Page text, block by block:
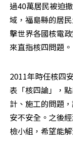
過40萬居民被迫
域，福島縣的居
擊世界各國核電
來直指核四問題。
2011年時任核四
表「核四論」，
計、施工的問題
安不安全。之後
檢小組，希望能